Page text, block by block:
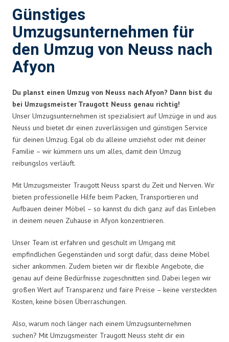
Günstiges
Umzugsunternehmen für
den Umzug von Neuss nach
Afyon
Du planst einen Umzug von Neuss nach Afyon? Dann bist du
bei Umzugsmeister Traugott Neuss genau richtig!
Unser Umzugsunternehmen ist spezialisiert auf Umzüge in und aus
Neuss und bietet dir einen zuverlässigen und günstigen Service
für deinen Umzug. Egal ob du alleine umziehst oder mit deiner
Familie – wir kümmern uns um alles, damit dein Umzug
reibungslos verläuft.
Mit Umzugsmeister Traugott Neuss sparst du Zeit und Nerven. Wir
bieten professionelle Hilfe beim Packen, Transportieren und
Aufbauen deiner Möbel – so kannst du dich ganz auf das Einleben
in deinem neuen Zuhause in Afyon konzentrieren.
Unser Team ist erfahren und geschult im Umgang mit
empfindlichen Gegenständen und sorgt dafür, dass deine Möbel
sicher ankommen. Zudem bieten wir dir flexible Angebote, die
genau auf deine Bedürfnisse zugeschnitten sind. Dabei legen wir
großen Wert auf Transparenz und faire Preise – keine versteckten
Kosten, keine bösen Überraschungen.
Also, warum noch länger nach einem Umzugsunternehmen
suchen? Mit Umzugsmeister Traugott Neuss steht dir ein